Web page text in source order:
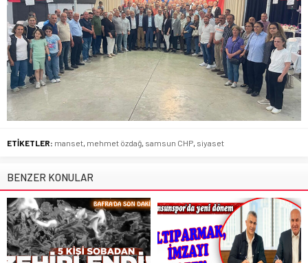
ETİKETLER: manset mehmet özdağ samsun CHP siyaset
BENZER KONULAR